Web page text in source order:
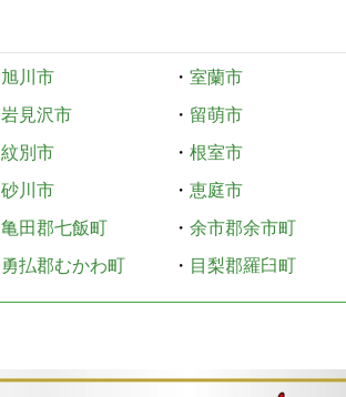
旭川市 ・ 室蘭市
岩見沢市 ・ 留萌市
紋別市 ・ 根室市
砂川市 ・ 恵庭市
亀田郡七飯町 ・ 余市郡余市町
勇払郡むかわ町 ・ 目梨郡羅臼町